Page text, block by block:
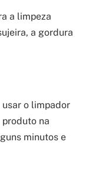
a limpeza
a gordura
o limpador
na
minutos e